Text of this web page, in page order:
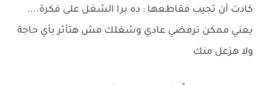
كادت أن تجيب فقاطعها : ده برا الشغل على فكرة....
يعني ممكن ترفضي عادي وشغلك مش هتأثر بأي حاجة
ولا هزعل منك